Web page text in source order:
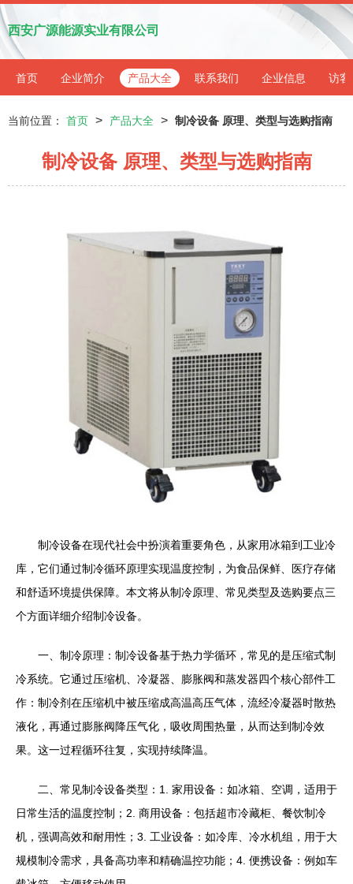
西安广源能源实业有限公司
首页 企业简介 产品大全 联系我们 企业信息 访客
当前位置： 首页 > 产品大全 > 制冷设备 原理、类型与选购指南
制冷设备 原理、类型与选购指南
制冷设备在现代社会中扮演着重要角色，从家用冰箱到工业冷
库，它们通过制冷循环原理实现温度控制，为食品保鲜、医疗存储
和舒适环境提供保障。本文将从制冷原理、常见类型及选购要点三
个方面详细介绍制冷设备。
一、制冷原理：制冷设备基于热力学循环，常见的是压缩式制
冷系统。它通过压缩机、冷凝器、膨胀阀和蒸发器四个核心部件工
作：制冷剂在压缩机中被压缩成高温高压气体，流经冷凝器时散热
液化，再通过膨胀阀降压气化，吸收周围热量，从而达到制冷效
果。这一过程循环往复，实现持续降温。
二、常见制冷设备类型：1. 家用设备：如冰箱、空调，适用于
日常生活的温度控制；2. 商用设备：包括超市冷藏柜、餐饮制冷
机，强调高效和耐用性；3. 工业设备：如冷库、冷水机组，用于大
规模制冷需求，具备高功率和精确温控功能；4. 便携设备：例如车